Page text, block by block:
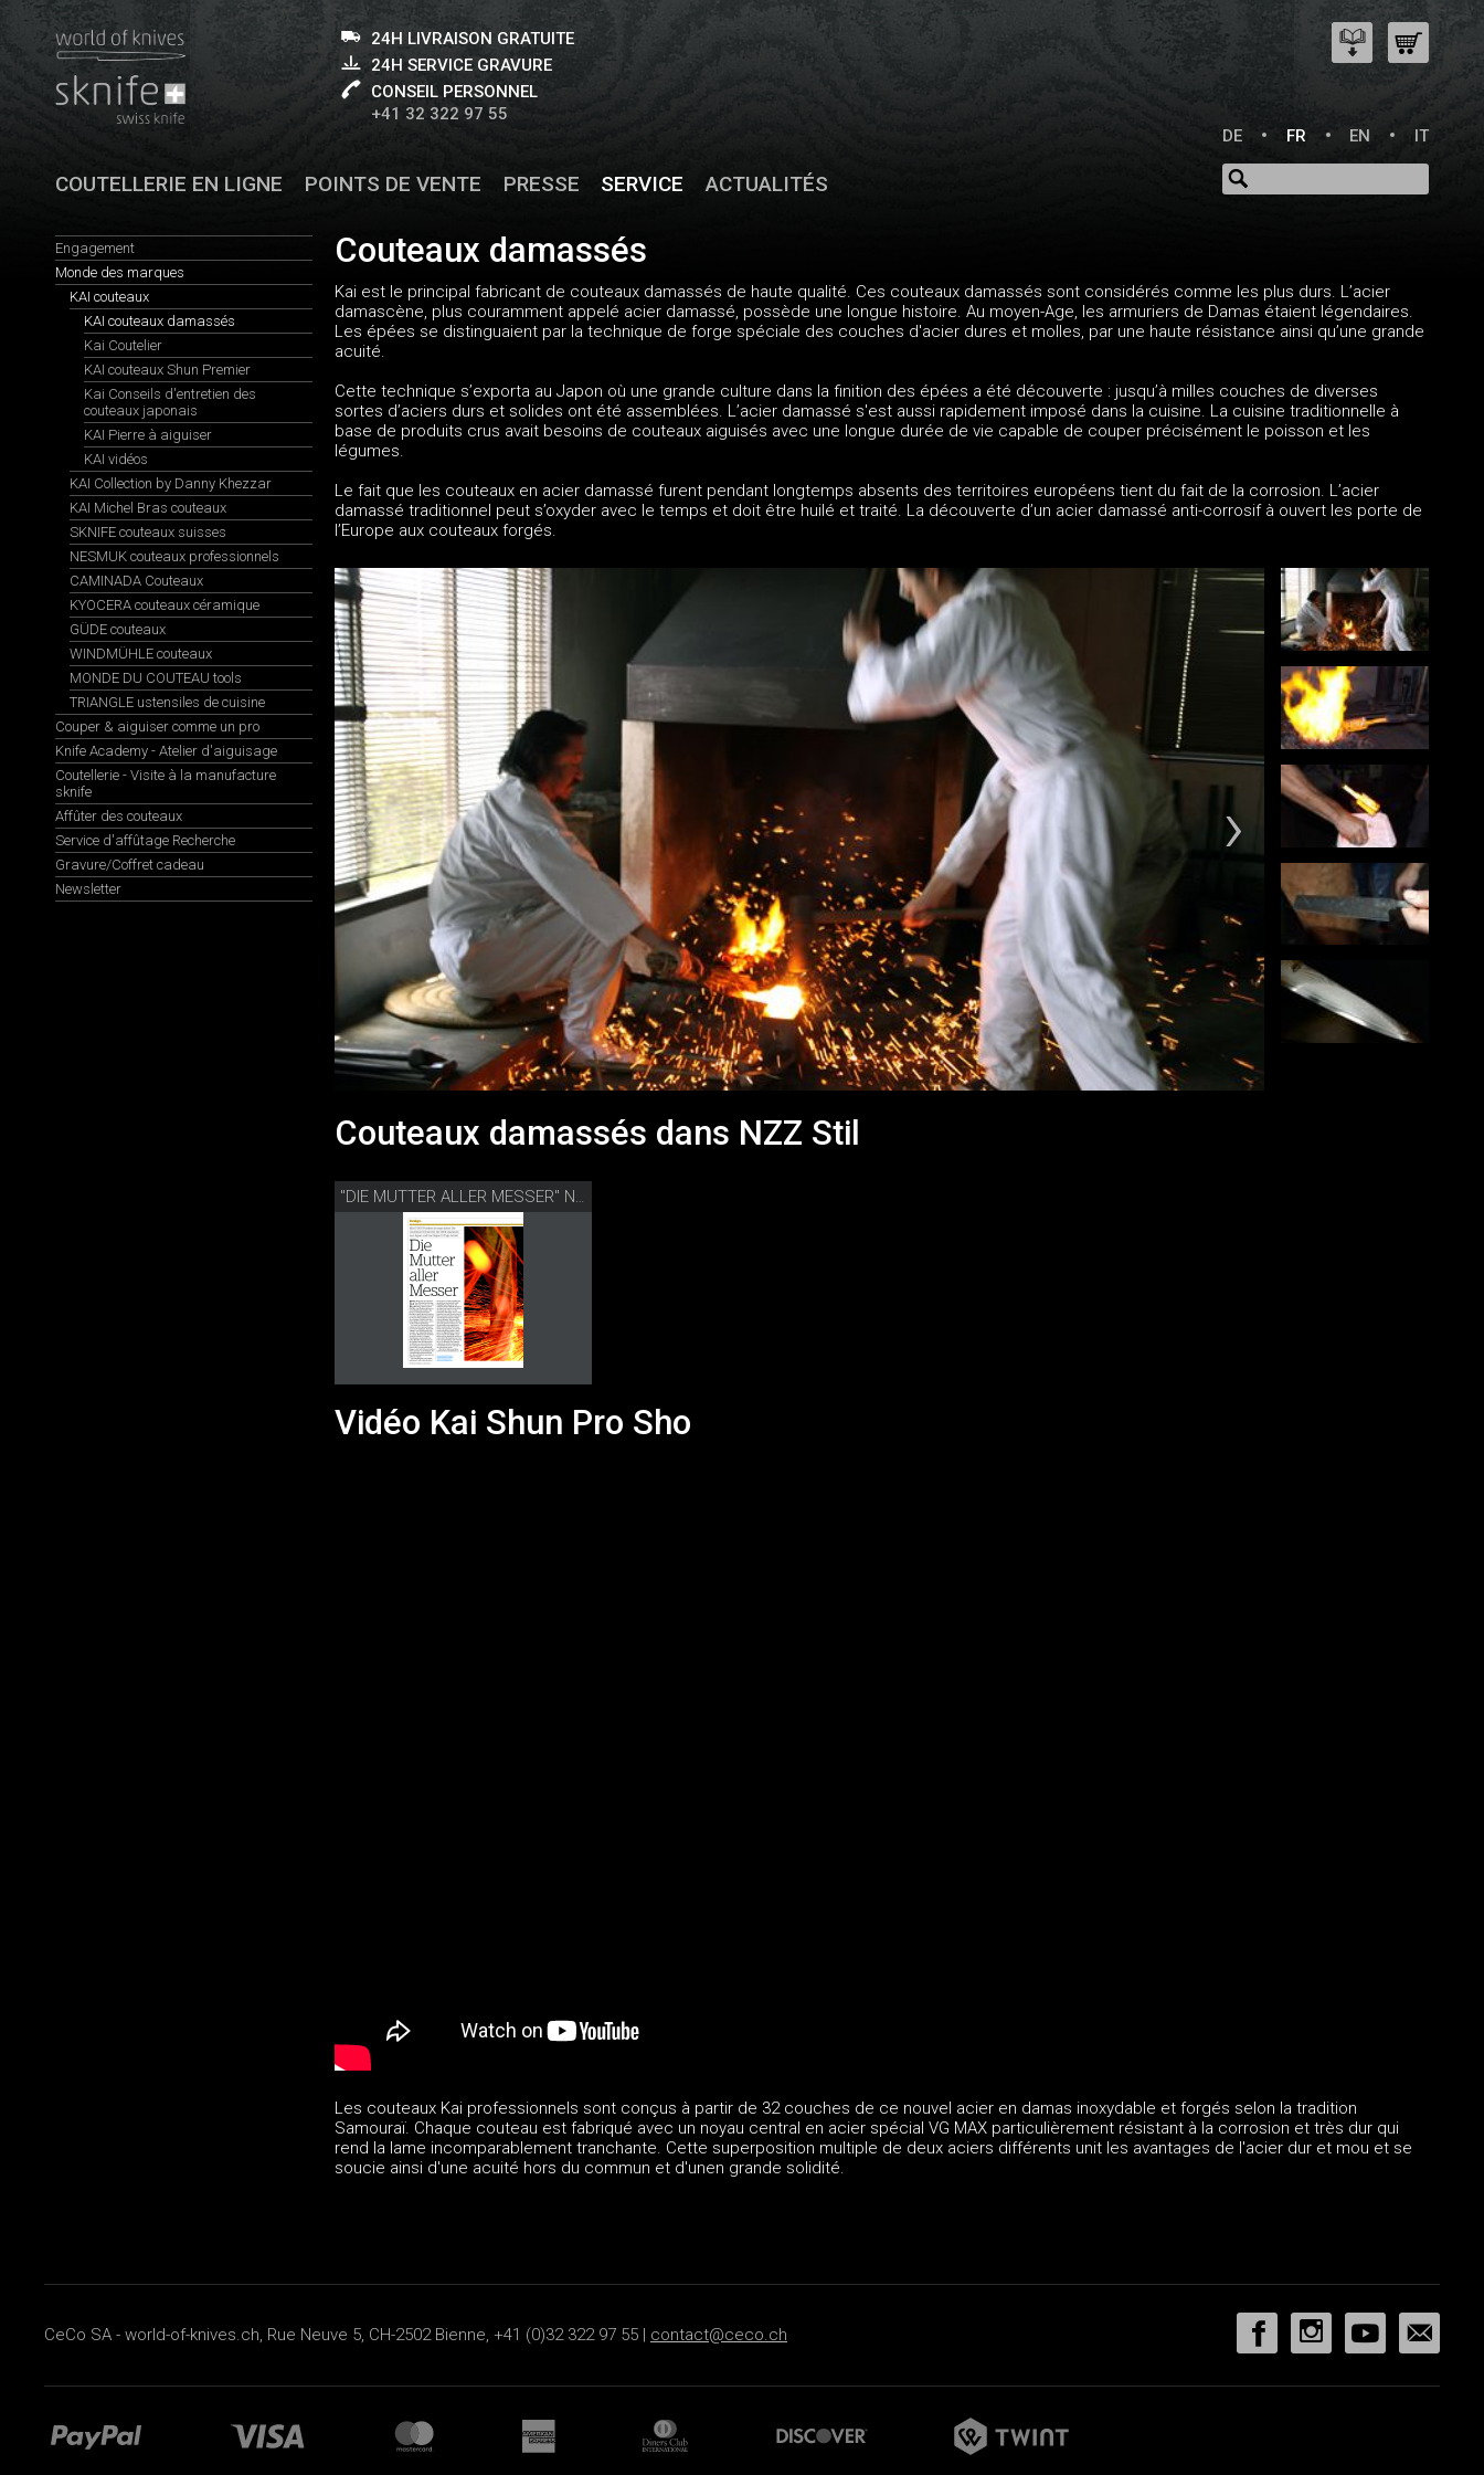
24H LIVRAISON GRATUITE
24H SERVICE GRAVURE
CONSEIL PERSONNEL
+41 32 322 97 55
DE
FR EN IT
COUTELLERIE EN LIGNE POINTS DE VENTE PRESSE SERVICE ACTUALITÉS
Engagement
Monde des marques
KAI couteaux
KAI couteaux damassés
Kai Coutelier
KAI couteaux Shun Premier
Kai Conseils d'entretien des
couteaux japonais
KAI Pierre à aiguiser
KAI vidéos
KAI Collection by Danny Khezzar
KAI Michel Bras couteaux
SKNIFE couteaux suisses
NESMUK couteaux professionnels
CAMINADA Couteaux
KYOCERA couteaux céramique
GÜDE couteaux
WINDMÜHLE couteaux
MONDE DU COUTEAU tools
TRIANGLE ustensiles de cuisine
Couper & aiguiser comme un pro
Knife Academy - Atelier d'aiguisage
Coutellerie - Visite à la manufacture
sknife
Affûter des couteaux
Service d'affûtage Recherche
Gravure/Coffret cadeau
Newsletter
Couteaux damassés
Kai est le principal fabricant de couteaux damassés de haute qualité. Ces couteaux damassés sont considérés comme les plus durs. L’acier
damascène, plus couramment appelé acier damassé, possède une longue histoire. Au moyen-Age, les armuriers de Damas étaient légendaires.
Les épées se distinguaient par la technique de forge spéciale des couches d'acier dures et molles, par une haute résistance ainsi qu’une grande
acuité.
Cette technique s’exporta au Japon où une grande culture dans la finition des épées a été découverte : jusqu’à milles couches de diverses
sortes d’aciers durs et solides ont été assemblées. L’acier damassé s'est aussi rapidement imposé dans la cuisine. La cuisine traditionnelle à
base de produits crus avait besoins de couteaux aiguisés avec une longue durée de vie capable de couper précisément le poisson et les
légumes.
Le fait que les couteaux en acier damassé furent pendant longtemps absents des territoires européens tient du fait de la corrosion. L’acier
damassé traditionnel peut s’oxyder avec le temps et doit être huilé et traité. La découverte d’un acier damassé anti-corrosif à ouvert les porte de
l’Europe aux couteaux forgés.
Couteaux damassés dans NZZ Stil
"DIE MUTTER ALLER MESSER" NZZ STIL
Vidéo Kai Shun Pro Sho
Les couteaux Kai professionnels sont conçus à partir de 32 couches de ce nouvel acier en damas inoxydable et forgés selon la tradition
Samouraï. Chaque couteau est fabriqué avec un noyau central en acier spécial VG MAX particulièrement résistant à la corrosion et très dur qui
rend la lame incomparablement tranchante. Cette superposition multiple de deux aciers différents unit les avantages de l'acier dur et mou et se
soucie ainsi d'une acuité hors du commun et d'unen grande solidité.
CeCo SA - world-of-knives.ch, Rue Neuve 5, CH-2502 Bienne, +41 (0)32 322 97 55 | contact@ceco.ch